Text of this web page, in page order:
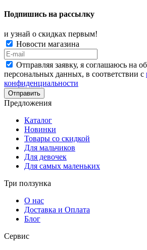
Подпишись на рассылку
и узнай о скидках первым!
Новости магазина
Отправляя заявку, я соглашаюсь на
персональных данных, в соответствии с
конфиденциальности
Отправить
Предложения
Каталог
Новинки
Товары со скидкой
Для мальчиков
Для девочек
Для самых маленьких
Три ползунка
О нас
Доставка и Оплата
Блог
Сервис